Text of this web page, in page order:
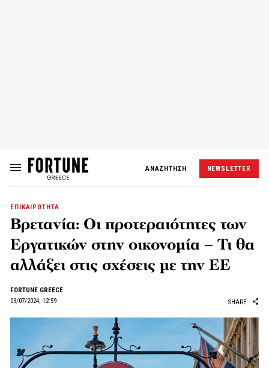
ΑΝΑΖΗΤΗΣΗ NEWSLETTER
ΕΠΙΚΑΙΡΟΤΗΤΑ
Βρετανία: Οι προτεραιότητες των
Εργατικών στην οικονομία – Τι θα
αλλάξει στις σχέσεις με την ΕΕ
FORTUNE GREECE
03/07/2024, 12:59
SHARE